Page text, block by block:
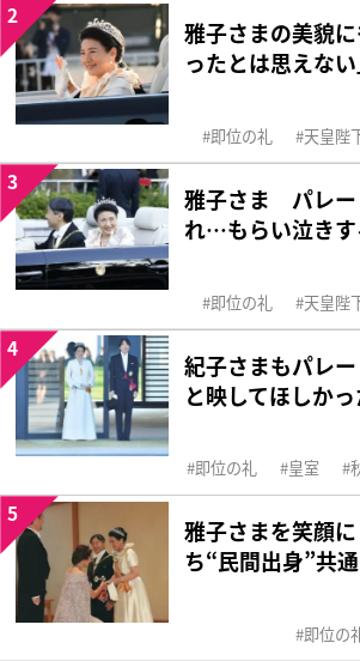
雅子さまの美貌
ったとは思えな
2
即位の礼 天皇陛
雅子さま パレー
れ…もらい泣き
3
即位の礼 天皇陛
紀子さまもパレ
と映してほしか
4
即位の礼 皇室
雅子さまを笑顔
ち“民間出身”共
5
即位の